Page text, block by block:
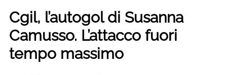
Cgil, l’autogol di Susanna
Camusso. L’attacco fuori
tempo massimo